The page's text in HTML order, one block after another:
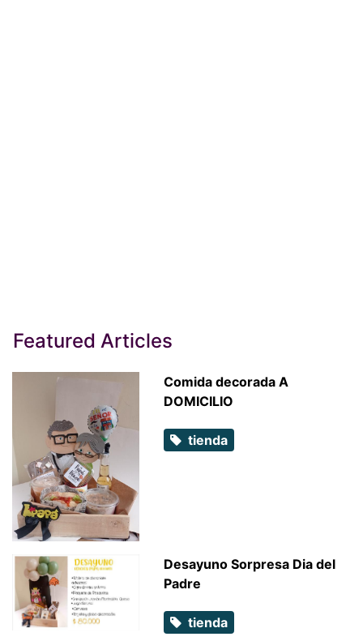
Featured Articles
Comida decorada A
DOMICILIO
tienda
Desayuno Sorpresa Dia del
Padre
tienda